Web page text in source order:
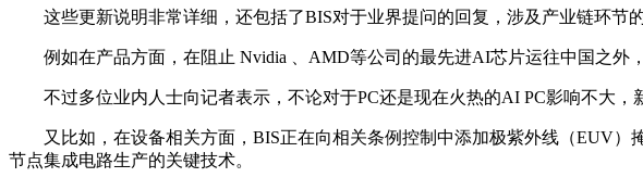
这些更新说明非常详细，还包括了BIS对于业界提问的回复，涉及产业链环节的
例如在产品方面，在阻止 Nvidia 、AMD等公司的最先进AI芯片运往中国之外
不过多位业内人士向记者表示，不论对于PC还是现在火热的AI PC影响不大，
又比如，在设备相关方面，BIS正在向相关条例控制中添加极紫外线（EUV）
节点集成电路生产的关键技术。